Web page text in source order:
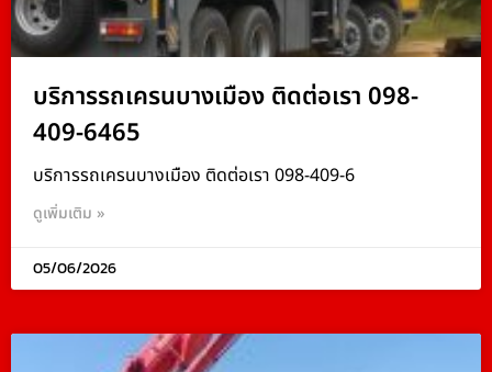
บริการรถเครนบางเมือง ติดต่อเรา 098-
409-6465
บริการรถเครนบางเมือง ติดต่อเรา 098-409-6
ดูเพิ่มเติม »
05/06/2026